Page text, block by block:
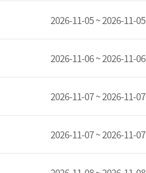
2026-11-05 ~ 2026-11-05
2026-11-06 ~ 2026-11-06
2026-11-07 ~ 2026-11-07
2026-11-07 ~ 2026-11-07